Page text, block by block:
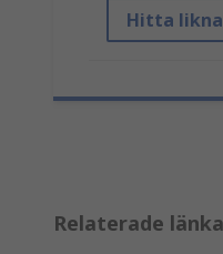
Hitta
Relaterade